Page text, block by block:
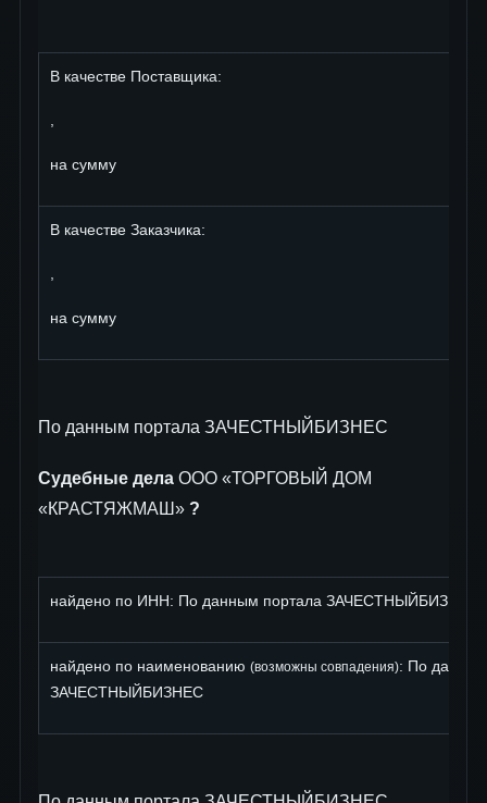
В качестве Поставщика:
,
на сумму
В качестве Заказчика:
,
на сумму
По данным портала ЗАЧЕСТНЫЙБИЗНЕС
Судебные дела ООО «ТОРГОВЫЙ ДОМ
«КРАСТЯЖМАШ» ?
найдено по ИНН: По данным портала ЗАЧЕСТНЫЙБИЗНЕС
найдено по наименованию (возможны совпадения): По
ЗАЧЕСТНЫЙБИЗНЕС